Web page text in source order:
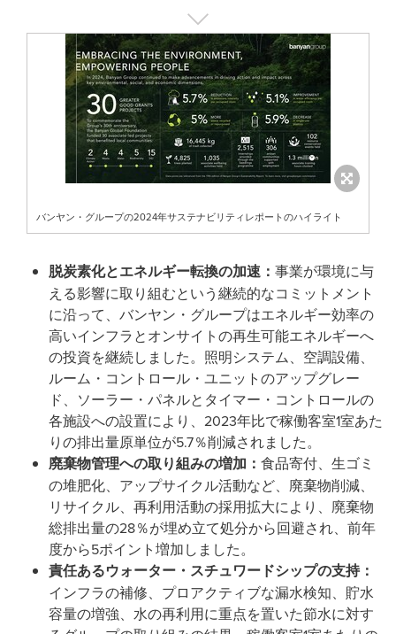
バンヤン・グループの2024年サステナビリティレポートのハイライト
脱炭素化とエネルギー転換の加速： 事業が環境に与
える影響に取り組むという継続的なコミットメント
に沿って、バンヤン・グループはエネルギー効率の
高いインフラとオンサイトの再生可能エネルギーへ
の投資を継続しました。照明システム、空調設備、
ルーム・コントロール・ユニットのアップグレー
ド、ソーラー・パネルとタイマー・コントロールの
各施設への設置により、2023年比で稼働客室1室あた
りの排出量原単位が5.7％削減されました。
廃棄物管理への取り組みの増加： 食品寄付、生ゴミ
の堆肥化、アップサイクル活動など、廃棄物削減、
リサイクル、再利用活動の採用拡大により、廃棄物
総排出量の28％が埋め立て処分から回避され、前年
度から5ポイント増加しました。
責任あるウォーター・スチュワードシップの支持：
インフラの補修、プロアクティブな漏水検知、貯水
容量の増強、水の再利用に重点を置いた節水に対す